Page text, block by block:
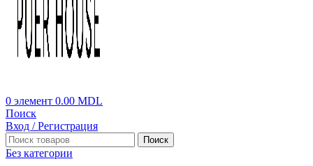
0 элемент 0.00 MDL
Поиск
Вход / Регистрация
Поиск
Без категории